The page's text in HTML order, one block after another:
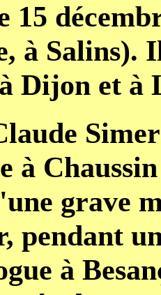
15
à Salins).
Dijon et à
à
grave
pendant
à